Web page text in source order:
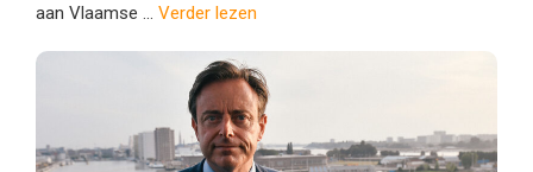
aan Vlaamse ... Verder lezen